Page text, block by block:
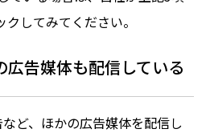
してみてください。
広告媒体も配信している
ど、ほかの広告媒体を配信し